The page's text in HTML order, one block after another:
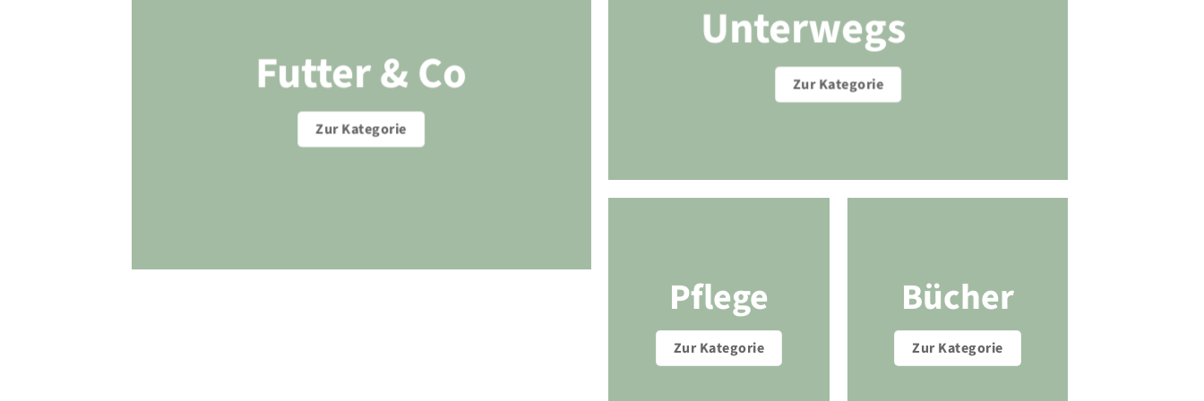
Futter & Co
Zur Kategorie
Unterwegs
Zur Kategorie
Pflege
Zur Kategorie
Bücher
Zur Kategorie